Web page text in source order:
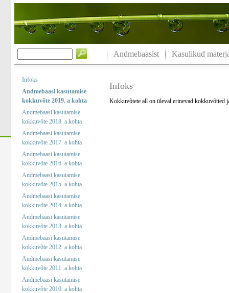
Andmebaasist Kasulikud
Infoks
Andmebaasi kasutamise
kokkuvõte 2019. a kohta
Andmebaasi kasutamise
kokkuvõte 2018. a kohta
Andmebaasi kasutamise
kokkuvõte 2017. a kohta
Andmebaasi kasutamise
kokkuvõte 2016. a kohta
Andmebaasi kasutamise
kokkuvõte 2015. a kohta
Andmebaasi kasutamise
kokkuvõte 2014. a kohta
Andmebaasi kasutamise
kokkuvõte 2013. a kohta
Andmebaasi kasutamise
kokkuvõte 2012. a kohta
Andmebaasi kasutamise
kokkuvõte 2011. a kohta
Andmebaasi kasutamise
kokkuvõte 2010. a kohta
Infoks
Kokkuvõtete all on üleval erinevad kokkuvõtted